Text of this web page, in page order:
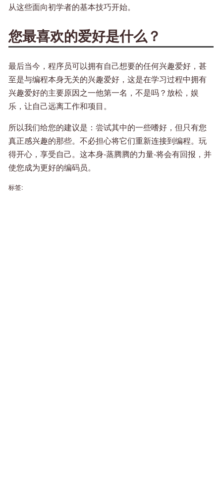
从这些面向初学者的基本技巧开始。
您最喜欢的爱好是什么？
最后当今，程序员可以拥有自己想要的任何兴趣爱好，甚
至是与编程本身无关的兴趣爱好，这是在学习过程中拥有
兴趣爱好的主要原因之一他第一名，不是吗？放松，娱
乐，让自己远离工作和项目。
所以我们给您的建议是：尝试其中的一些嗜好，但只有您
真正感兴趣的那些。不必担心将它们重新连接到编程。玩
得开心，享受自己。这本身-蒸腾腾的力量-将会有回报，并
使您成为更好的编码员。
标签: